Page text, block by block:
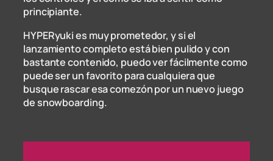
principiante.
HYPERyuki es muy prometedor, y si el
lanzamiento completo está bien pulido y con
bastante contenido, puedo ver fácilmente como
puede ser un favorito para cualquiera que
busque rascar esa comezón por un nuevo juego
de snowboarding.